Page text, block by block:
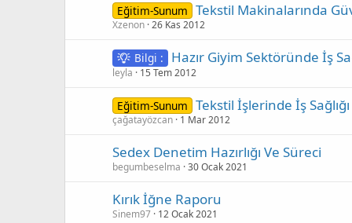
Eğitim-Sunum Tekstil Makinalarında
Xzenon 26 Kas 2012
Bilgi : Hazır Giyim Sektöründe İş
leyla 15 Tem 2012
Eğitim-Sunum Tekstil İşlerinde İş
çağatayözcan 1 Mar 2012
Sedex Denetim Hazırlığı Ve Süreci
begumbeselma 30 Ocak 2021
Kırık İğne Raporu
Sinem97 12 Ocak 2021